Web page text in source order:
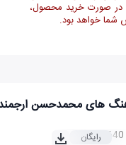
در صورت خرید محصول،
خواهد بود.
های محمدحسن
رایگان